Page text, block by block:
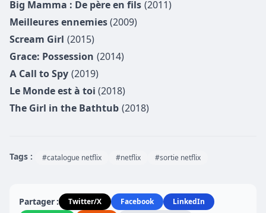
Big Mamma : De père en fils (2011)
Meilleures ennemies (2009)
Scream Girl (2015)
Grace: Possession (2014)
A Call to Spy (2019)
Le Monde est à toi (2018)
The Girl in the Bathtub (2018)
Tags : #catalogue netflix #netflix #sortie netflix
Partager : Twitter/X Facebook
LinkedIn